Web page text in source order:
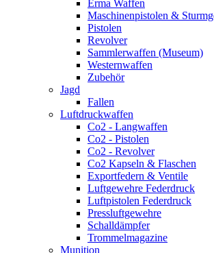
Erma Waffen
Maschinenpistolen &
Pistolen
Revolver
Sammlerwaffen (Museum)
Westernwaffen
Zubehör
Jagd
Fallen
Luftdruckwaffen
Co2 - Langwaffen
Co2 - Pistolen
Co2 - Revolver
Co2 Kapseln & Flaschen
Exportfedern & Ventile
Luftgewehre Federdruck
Luftpistolen Federdruck
Pressluftgewehre
Schalldämpfer
Trommelmagazine
Munition